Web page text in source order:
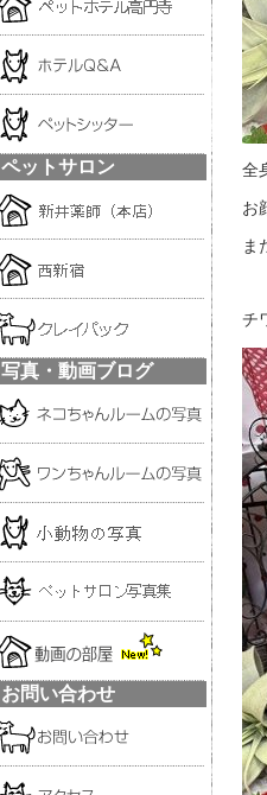
ペットサロン
写真・動画ブログ
お問い合わせ
全
お
ま
チ